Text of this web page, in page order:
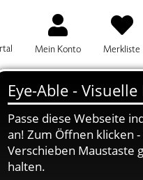
Mein Konto Merkliste
DIE KURSSUCHE EINGEBEN